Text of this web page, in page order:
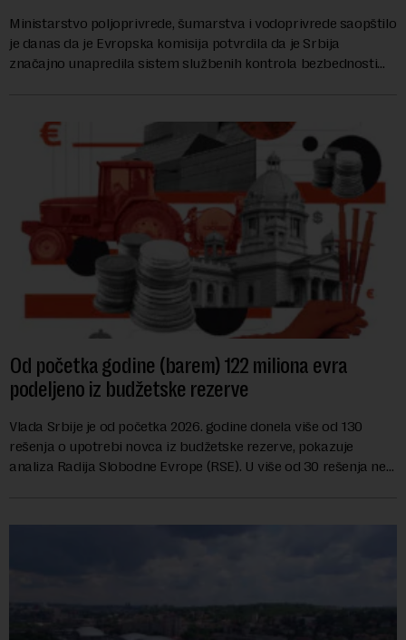
Ministarstvo poljoprivrede, šumarstva i vodoprivrede saopštilo
je danas da je Evropska komisija potvrdila da je Srbija
značajno unapredila sistem službenih kontrola bezbednosti
Od početka godine (barem) 122 miliona evra
podeljeno iz budžetske rezerve
Vlada Srbije je od početka 2026. godine donela više od 130
rešenja o upotrebi novca iz budžetske rezerve, pokazuje
analiza Radija Slobodne Evrope (RSE). U više od 30 rešenja ne